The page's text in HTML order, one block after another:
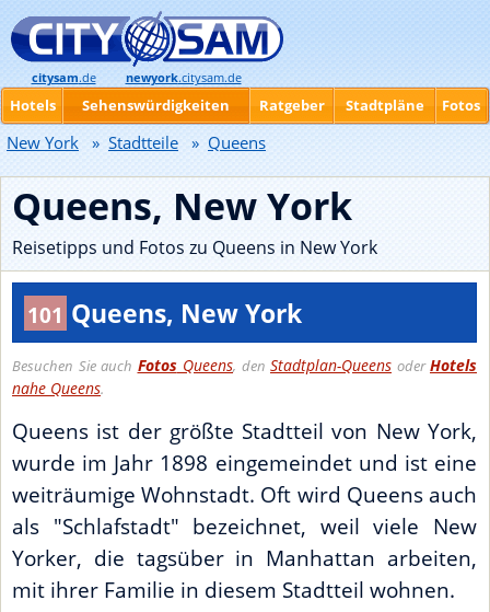
Queens, New York
Reisetipps und Fotos zu Queens in New York
101 Queens, New York
Besuchen Sie auch FotosQueens, den Stadtplan-Queens oderHotels
nahe Queens.
Queens ist der größte Stadtteil von New York,
wurde im Jahr 1898 eingemeindet und ist eine
weiträumige Wohnstadt. Oft wird Queens auch
als "Schlafstadt" bezeichnet, weil viele New
Yorker, die tagsüber in Manhattan arbeiten,
mit ihrer Familie in diesem Stadtteil wohnen.
citysam.de newyork.citysam.de
Hotels Sehenswürdigkeiten Ratgeber Stadtpläne Fotos
New York » Stadtteile » Queens